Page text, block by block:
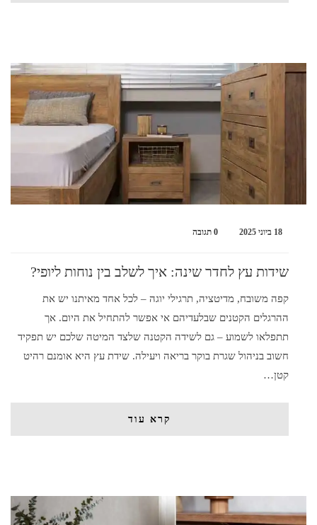
18 ביוני 2025 0 תגובה
שידות עץ לחדר שינה: איך לשלב בין נוחות ליופי?
קפה משובח, מדיטציה, תרגילי יוגה – לכל אחד מאיתנו יש את
ההרגלים הקטנים שבלעדיהם אי אפשר להתחיל את היום. אך
תתפלאו לשמוע – גם לשידה הקטנה שלצד המיטה שלכם יש תפקיד
חשוב בניהול שגרת בוקר בריאה ויעילה. שידת עץ היא אומנם רהיט
קטן…
קרא עוד